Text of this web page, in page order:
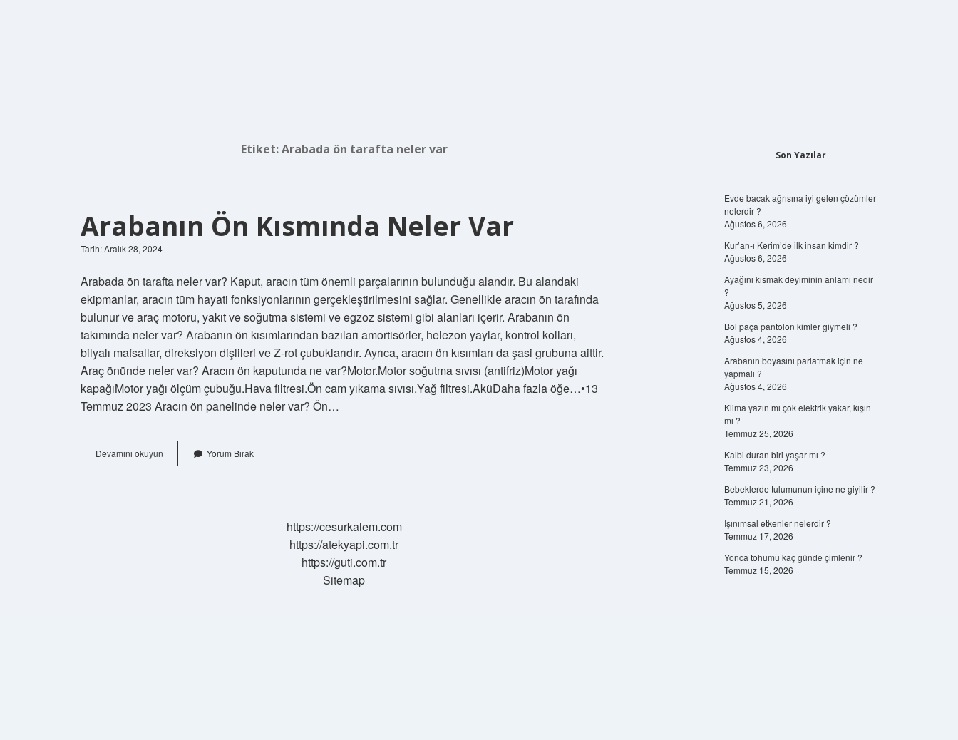
Etiket:Arabada ön tarafta neler var
Arabanın Ön Kısmında Neler Var
Tarih: Aralık 28, 2024
Arabada ön tarafta neler var? Kaput, aracın tüm önemli parçalarının bulunduğu alandır. Bu alandaki
ekipmanlar, aracın tüm hayati fonksiyonlarının gerçekleştirilmesini sağlar. Genellikle aracın ön tarafında
bulunur ve araç motoru, yakıt ve soğutma sistemi ve egzoz sistemi gibi alanları içerir. Arabanın ön
takımında neler var? Arabanın ön kısımlarından bazıları amortisörler, helezon yaylar, kontrol kolları,
bilyalı mafsallar, direksiyon dişlileri ve Z-rot çubuklarıdır. Ayrıca, aracın ön kısımları da şasi grubuna aittir.
Araç önünde neler var? Aracın ön kaputunda ne var?Motor.Motor soğutma sıvısı (antifriz)Motor yağı
kapağıMotor yağı ölçüm çubuğu.Hava filtresi.Ön cam yıkama sıvısı.Yağ filtresi.AküDaha fazla öğe…•13
Temmuz 2023 Aracın ön panelinde neler var? Ön…
Devamını okuyun Arabanın
Ön
Yorum Bırak
https://cesurkalem.com
https://atekyapi.com.tr
https://guti.com.tr
Sitemap
Son Yazılar
Evde bacak ağrısına iyi gelen çözümler
nelerdir ?
Ağustos 6, 2026
Kur’an-ı Kerim’de ilk insan kimdir ?
Ağustos 6, 2026
Ayağını kısmak deyiminin anlamı nedir
?
Ağustos 5, 2026
Bol paça pantolon kimler giymeli ?
Ağustos 4, 2026
Arabanın boyasını parlatmak için ne
yapmalı ?
Ağustos 4, 2026
Klima yazın mı çok elektrik yakar, kışın
mı ?
Temmuz 25, 2026
Kalbi duran biri yaşar mı ?
Temmuz 23, 2026
Bebeklerde tulumunun içine ne giyilir ?
Temmuz 21, 2026
Işınımsal etkenler nelerdir ?
Temmuz 17, 2026
Yonca tohumu kaç günde çimlenir ?
Temmuz 15, 2026